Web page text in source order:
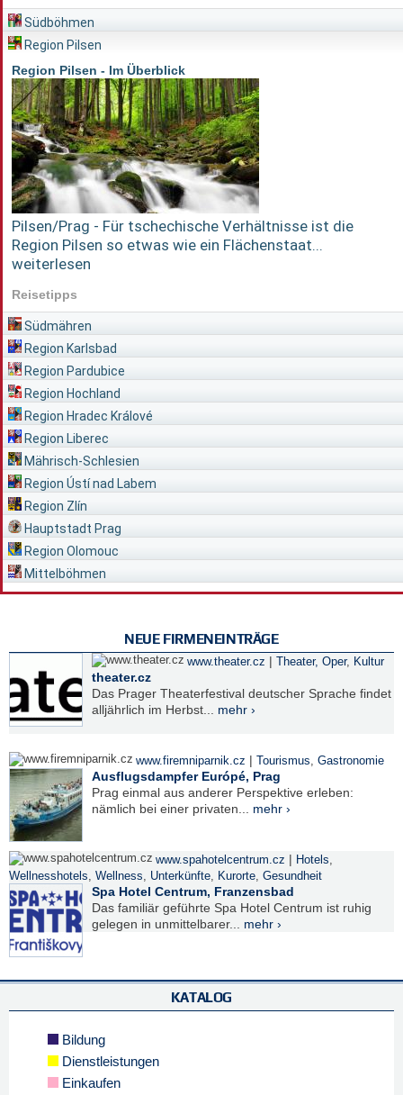
Südböhmen
Region Pilsen
Region Pilsen - Im Überblick
Pilsen/Prag - Für tschechische Verhältnisse ist die
Region Pilsen so etwas wie ein Flächenstaat...
weiterlesen
Reisetipps
Südmähren
Region Karlsbad
Region Pardubice
Region Hochland
Region Hradec Králové
Region Liberec
Mährisch-Schlesien
Region Ústí nad Labem
Region Zlín
Hauptstadt Prag
Region Olomouc
Mittelböhmen
NEUE FIRMENEINTRÄGE
www.theater.cz | Theater, Oper, Kultur
theater.cz
Das Prager Theaterfestival deutscher Sprache findet
alljährlich im Herbst... mehr ›
www.firemniparnik.cz | Tourismus Gastronomie
Ausflugsdampfer Európé, Prag
Prag einmal aus anderer Perspektive erleben:
nämlich bei einer privaten... mehr ›
www.spahotelcentrum.cz | Hotels
Wellnesshotels
Wellness Unterkünfte Kurorte Gesundheit
Spa Hotel Centrum, Franzensbad
Das familiär geführte Spa Hotel Centrum ist ruhig
gelegen in unmittelbarer... mehr ›
KATALOG
Bildung
Dienstleistungen
Einkaufen